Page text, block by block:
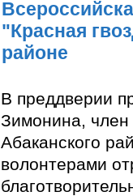
"Красная
районе
В преддверии
Зимонина,
Абаканского
волонтерами